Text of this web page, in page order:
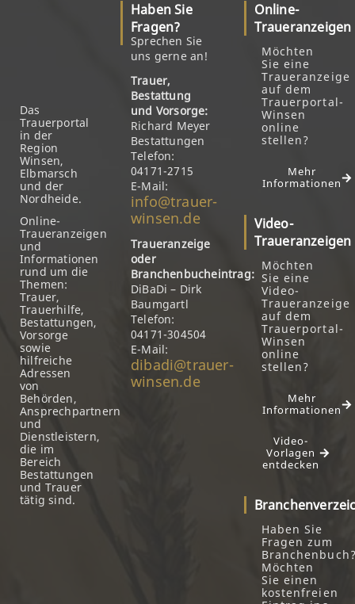
Das
Trauerportal
in der
Region
Winsen,
Elbmarsch
und der
Nordheide.
Online-
Traueranzeigen
und
Informationen
rund um die
Themen:
Trauer,
Trauerhilfe,
Bestattungen,
Vorsorge
sowie
hilfreiche
Adressen
von
Behörden,
Ansprechpartnern
und
Dienstleistern,
die im
Bereich
Bestattungen
und Trauer
tätig sind.
Haben Sie
Fragen?
Sprechen Sie
uns gerne an!
Trauer,
Bestattung
und Vorsorge:
Richard Meyer
Bestattungen
Telefon:
04171-2715
E-Mail:
info@trauer-
winsen.de
Traueranzeige
oder
Branchenbucheintrag:
DiBaDi – Dirk
Baumgartl
Telefon:
04171-304504
E-Mail:
dibadi@trauer-
winsen.de
Online-
Traueranzeigen
Möchten
Sie eine
Traueranzeige
auf dem
Trauerportal-
Winsen
online
stellen?
Mehr
Informationen
Video-
Traueranzeigen
Möchten
Sie eine
Video-
Traueranzeige
auf dem
Trauerportal-
Winsen
online
stellen?
Mehr
Informationen
Video-
Vorlagen
entdecken
Haben Sie
Fragen zum
Möchten
Sie einen
kostenfreien